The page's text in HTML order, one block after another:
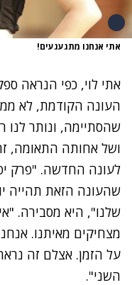
אתי אנחנו מתגעגעים!
אתי לוי, כפי הנראה
העונה הקודמת, לא
שהסתיימה, ונותר
ושל אחותה התאומה,
לעונה החדשה. "פרק
שהעונה הזאת תהייה
שלנו", היא מסבירה.
מצחיקים מאיתנו.
על הזמן. אצלם זה
השני".